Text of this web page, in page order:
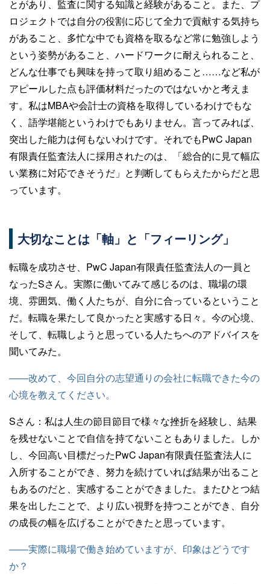
とがあり、監査に関する知識と経験があること。また、プ
ロジェクトでは自分の役割に応じて全力で貢献する気持ち
があること、多忙な中でも資格を取るなど常に勉強しよう
という姿勢があること、ハードワークに耐えられること、
どんな仕事でも興味を持って取り組めること……など私が
アピールした点も評価材料だったのではないかと考えま
す。私はMBAや会計士の資格を取得しているわけでもな
く、語学堪能というわけでもありません。言ってみれば、
突出した能力は何もないわけです。それでもPwC Japan
有限責任監査法人に採用されたのは、「総合的に見て幅広
い業務に対応できそうだ」と判断してもらえたからだと思
っています。
大切なことは「軸」と「フィーリング」
転職を成功させ、PwC Japan有限責任監査法人の一員と
なったSさん。実際に働いてみて感じるのは、職場の環
境、雰囲気、働く人たちが、自分に合っているということ
だ。転職を果たして良かったと実感する日々。今の心境、
そして、転職しようと思っている人たちへのアドバイスを
聞いてみた。
——改めて、今回自分の志望通りの会社に転職できた今の
心境を教えてください。
Sさん： 私は人生の節目節目で様々な挫折を経験し、結果
を残せないことで自信を持てないこともありました。しか
し、今回高い目標だったPwC Japan有限責任監査法人に
入所することができ、努力を続けていれば結果が出ること
もあるのだと、実感することができました。またひとつ結
果を出したことで、より広い視野を持つことができ、自分
の成長の幅を広げることができたと思っています。
——実際に職場で働き始めていますが、印象はどうです
か？